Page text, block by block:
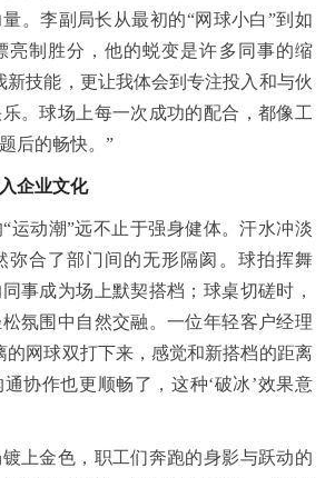
。李副局长从最初的“网球小白”到如
亮制胜分，他的蜕变是许多同事的缩
新技能，更让我体会到专注投入和与伙
。球场上每一次成功的配合，都像工
后的畅快。”
企业文化
动潮”远不止于强身健体。汗水冲淡
弥合了部门间的无形隔阂。球拍挥舞
事成为场上默契搭档；球桌切磋时，
氛围中自然交融。一位年轻客户经理
的网球双打下来，感觉和新搭档的距离
协作也更顺畅了，这种‘破冰’效果意
金色，职工们奔跑的身影与跃动的